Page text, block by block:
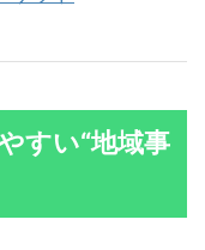
すい“地域事